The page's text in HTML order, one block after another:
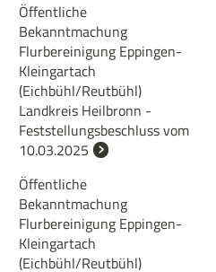
Öffentliche
Bekanntmachung
Flurbereinigung Eppingen-
Kleingartach
(Eichbühl/Reutbühl)
Landkreis Heilbronn -
Feststellungsbeschluss vom
10.03.2025
Öffentliche
Bekanntmachung
Flurbereinigung Eppingen-
Kleingartach
(Eichbühl/Reutbühl)